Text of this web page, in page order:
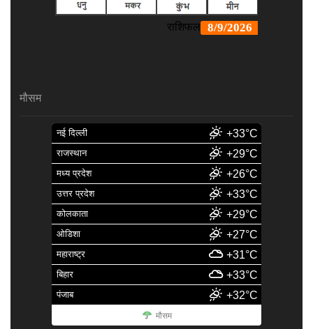
मौसम
नई दिल्ली +33°C
राजस्थान +29°C
मध्य प्रदेश +26°C
उत्तर प्रदेश +33°C
कोलकाता +29°C
ओडिशा +27°C
महाराष्ट्र +31°C
बिहार +33°C
पंजाब +32°C
मौसम